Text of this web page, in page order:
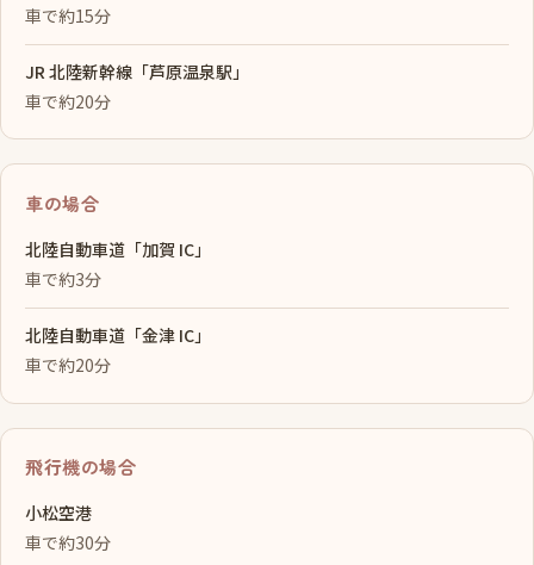
車で約15分
JR 北陸新幹線「芦原温泉駅」
車で約20分
車の場合
北陸自動車道「加賀 IC」
車で約3分
北陸自動車道「金津 IC」
車で約20分
飛行機の場合
小松空港
車で約30分